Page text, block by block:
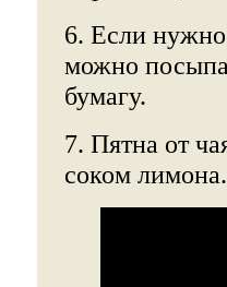
6. Если нужно
можно
бумагу.
7. Пятна от
соком лимона.